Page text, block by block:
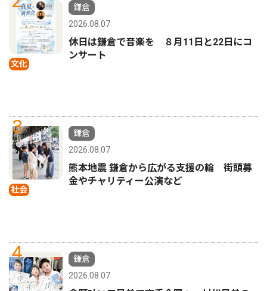
文化
鎌倉
2026.08.07
休日は鎌倉で音楽を ８月11日と22日にコ
ンサート
3
社会
鎌倉
2026.08.07
熊本地震 鎌倉から広がる支援の輪 街頭募
金やチャリティー公演など
4
鎌倉
2026.08.07